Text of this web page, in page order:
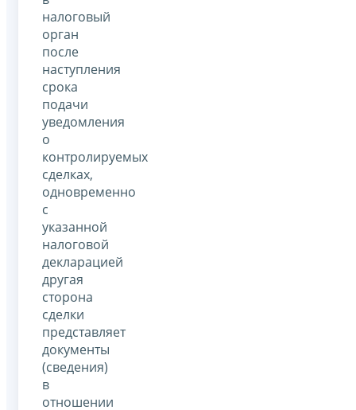
налоговый
орган
после
наступления
срока
подачи
уведомления
о
контролируемых
сделках,
одновременно
с
указанной
налоговой
декларацией
другая
сторона
сделки
представляет
документы
(сведения)
в
отношении